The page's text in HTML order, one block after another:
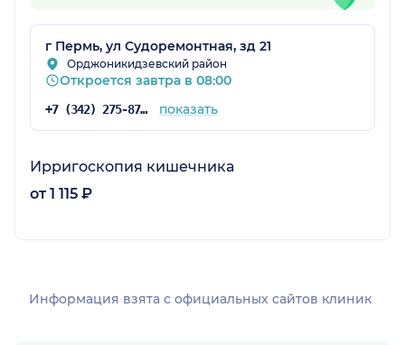
г Пермь, ул Судоремонтная, зд 21
Орджоникидзевский район
Откроется завтра в 08:00
+7 (342) 275-87-78 показать
Ирригоскопия кишечника
от 1 115 ₽
Информация взята c официальных сайтов клиник